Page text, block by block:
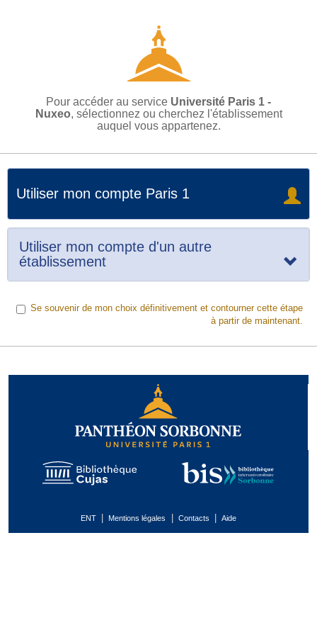
Pour accéder au service Université Paris 1 -
Nuxeo, sélectionnez ou cherchez l'établissement
auquel vous appartenez.
Utiliser mon compte Paris 1
Utiliser mon compte d'un autre
établissement
Se souvenir de mon choix définitivement et contourner cette étape
à partir de maintenant.
ENT | Mentions légales | Contacts | Aide